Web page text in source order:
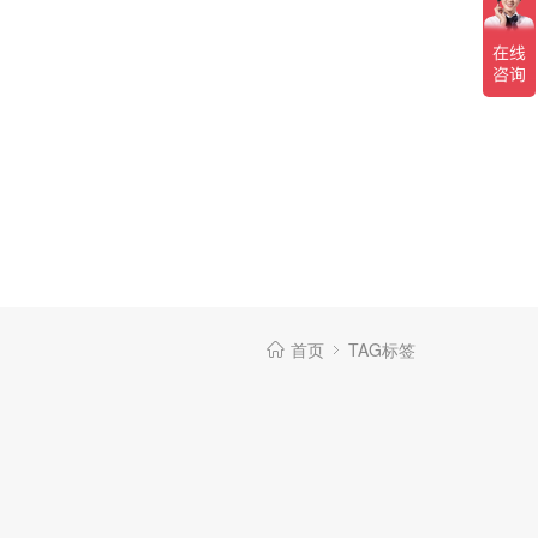
首页 TAG标签